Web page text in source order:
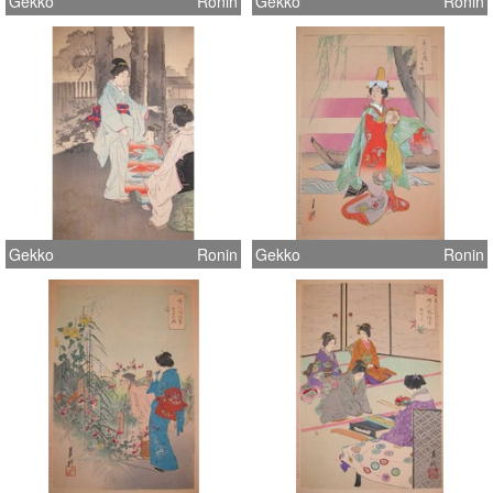
Gekko Ronin Gekko Ronin